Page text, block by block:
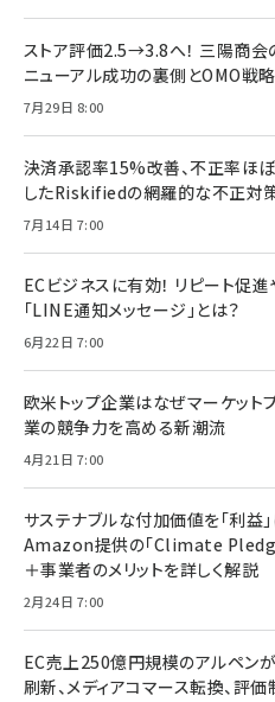
ストア評価2.5→3.8へ！ 三陽商会の
ニューアル成功の裏側とOMO戦略
7月29日 8:00
決済承認率15%改善、不正率ほぼ
したRiskifiedの網羅的な不正対
7月14日 7:00
ECビジネスに有効！ リピート促
「LINE通知メッセージ」とは？
6月22日 7:00
欧米トップ企業はなぜマーケッ
業の競争力を高める新潮流
4月21日 7:00
サステナブルな付加価値を「利益
Amazon提供の「Climate
＋事業者のメリットを詳しく解説
2月24日 7:00
EC売上250億円規模のアルペン
刷新、メディアコマース転換、評価